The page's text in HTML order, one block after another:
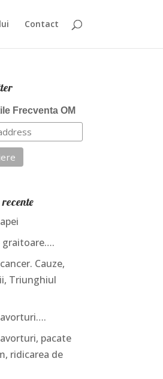
Contact
Frecventa OM
graitoare….
Cauze,
Triunghiul
pacate
ridicarea de